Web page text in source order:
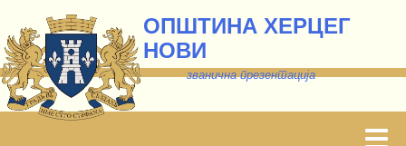
ОПШТИНА ХЕРЦЕГ
НОВИ
званична презентација